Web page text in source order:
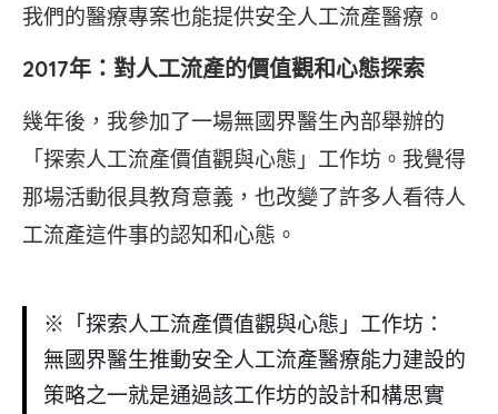
我們的醫療專案也能提供安全人工流產醫療。
2017年：對人工流產的價值觀和心態探索
幾年後，我參加了一場無國界醫生內部舉辦的
「探索人工流產價值觀與心態」工作坊。我覺得
那場活動很具教育意義，也改變了許多人看待人
工流產這件事的認知和心態。
※「探索人工流產價值觀與心態」工作坊：
無國界醫生推動安全人工流產醫療能力建設的
策略之一就是通過該工作坊的設計和構思實